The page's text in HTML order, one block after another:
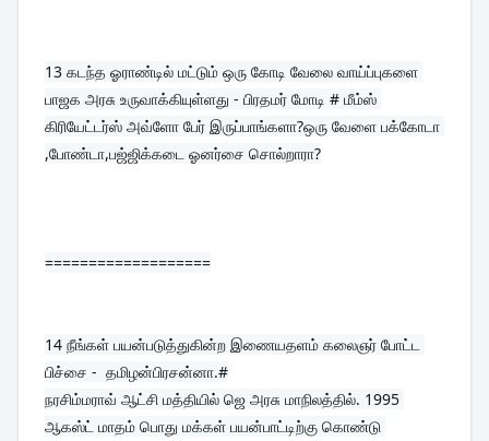
13 கடந்த ஓராண்டில் மட்டும் ஒரு கோடி வேலை வாய்ப்புகளை
பாஜக அரசு உருவாக்கியுள்ளது - பிரதமர் மோடி # மீம்ஸ்
கிரியேட்டர்ஸ் அவ்ளோ பேர் இருப்பாங்களா?ஒரு வேளை பக்கோடா
,போண்டா,பஜ்ஜிக்கடை ஓனர்சை சொல்றாரா?
===================
14 நீங்கள் பயன்படுத்துகின்ற இணையதளம் கலைஞர் போட்ட
பிச்சை -  தமிழன்பிரசன்னா.#
நரசிம்மராவ் ஆட்சி மத்தியில் ஜெ அரசு மாநிலத்தில். 1995
ஆகஸ்ட் மாதம் பொது மக்கள் பயன்பாட்டிற்கு கொண்டு